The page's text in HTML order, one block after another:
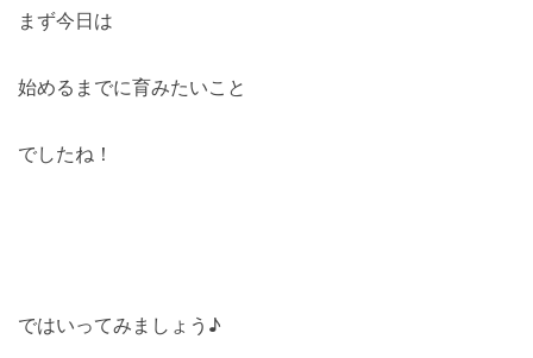
まず今日は
始めるまでに育みたいこと
でしたね！
ではいってみましょう♪